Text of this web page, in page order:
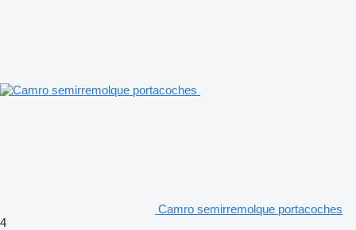
Camro semirremolque portacoches
4